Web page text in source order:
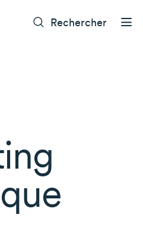
Rechercher